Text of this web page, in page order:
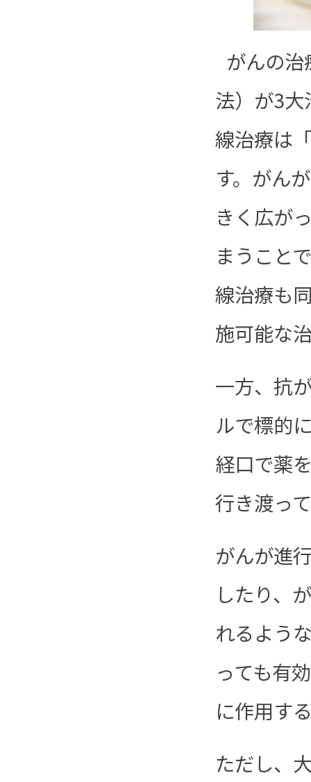
がんの
法）が3
線治療は
す。がん
きく広が
まうこと
線治療も
施可能な
一方、抗
ルで標的
経口で薬
行き渡っ
がんが進
したり、
れるよう
っても有
に作用す
ただし、